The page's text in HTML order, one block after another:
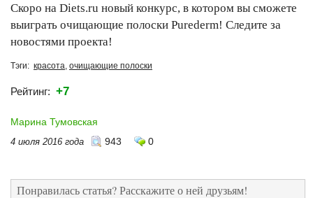
Скоро на Diets.ru новый конкурс, в котором вы сможете
выиграть очищающие полоски Purederm! Следите за
новостями проекта!
Тэги: красота, очищающие полоски
Рейтинг: +7
Марина Тумовская
4 июля 2016 года 943 0
Понравилась статья? Расскажите о ней друзьям!